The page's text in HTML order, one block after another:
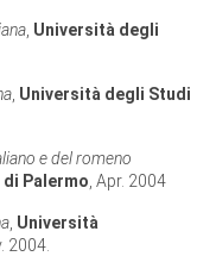
Università degli
Università degli Studi
e del romeno
Palermo , Apr. 2004
Università
2004.